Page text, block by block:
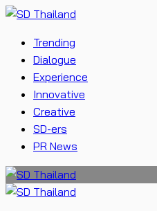
Trending
Dialogue
Experience
Innovative
Creative
SD-ers
PR News